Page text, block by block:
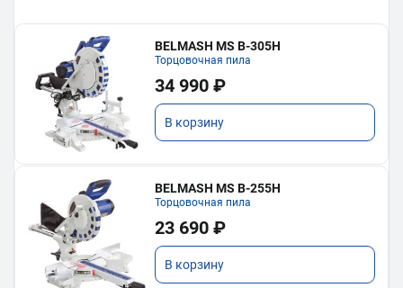
BELMASH MS B-305H
Торцовочная пила
34 990 ₽
В корзину
BELMASH MS B-255H
Торцовочная пила
23 690 ₽
В корзину